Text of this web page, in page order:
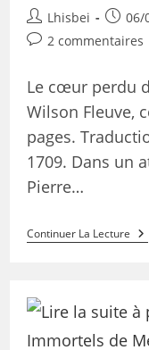
Lhisbei 06/
2 commentaires
Le cœur perdu
Wilson Fleuve,
pages.
1709. Dans un
Pierre…
Continuer La Lecture